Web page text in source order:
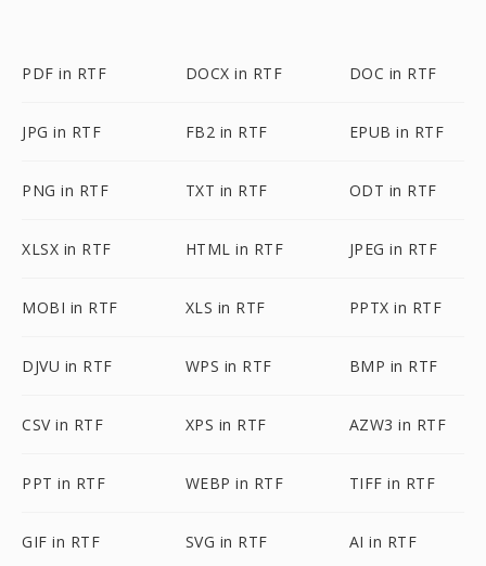
PDF in RTF DOCX in RTF DOC in RTF
JPG in RTF FB2 in RTF EPUB in RTF
PNG in RTF TXT in RTF ODT in RTF
XLSX in RTF HTML in RTF JPEG in RTF
MOBI in RTF XLS in RTF PPTX in RTF
DJVU in RTF WPS in RTF BMP in RTF
CSV in RTF XPS in RTF AZW3 in RTF
PPT in RTF WEBP in RTF TIFF in RTF
GIF in RTF SVG in RTF AI in RTF